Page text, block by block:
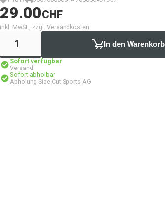
29.00CHF
inkl. MwSt., zzgl. Versandkosten
In den Warenkorb
Sofort verfügbar
Versand
Sofort abholbar
Abholung Side Cut Sports AG